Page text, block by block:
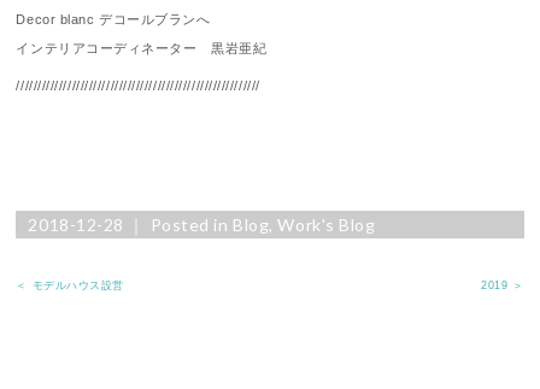
Decor blanc デコールブランへ
インテリアコーディネーター 黒岩亜紀
/////////////////////////////////////////////////////////
2018-12-28 ｜ Posted in Blog,Work's Blog
＜ モデルハウス設営 2019 ＞